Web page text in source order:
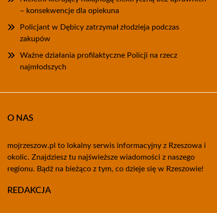
– konsekwencje dla opiekuna
Policjant w Dębicy zatrzymał złodzieja podczas
zakupów
Ważne działania profilaktyczne Policji na rzecz
najmłodszych
O NAS
mojrzeszow.pl to lokalny serwis informacyjny z Rzeszowa i
okolic. Znajdziesz tu najświeższe wiadomości z naszego
regionu. Bądź na bieżąco z tym, co dzieje się w Rzeszowie!
REDAKCJA